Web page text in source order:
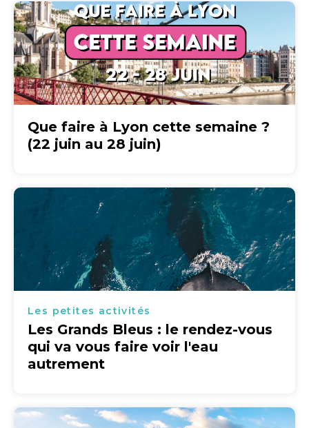
Que faire à Lyon cette semaine ?
(22 juin au 28 juin)
Les petites activités
Les Grands Bleus : le rendez-vous
qui va vous faire voir l'eau
autrement